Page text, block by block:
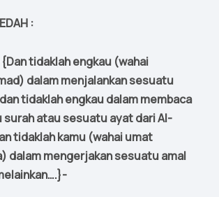
:
tidaklah engkau (wahai
dalam menjalankan sesuatu
tidaklah engkau dalam membaca
atau sesuatu ayat dari Al-
tidaklah kamu (wahai umat
dalam mengerjakan sesuatu amal